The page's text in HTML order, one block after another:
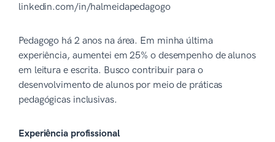
linkedin.com/in/halmeidapedagogo
Pedagogo há 2 anos na área. Em minha última
experiência, aumentei em 25% o desempenho de alunos
em leitura e escrita. Busco contribuir para o
desenvolvimento de alunos por meio de práticas
pedagógicas inclusivas.
Experiência profissional